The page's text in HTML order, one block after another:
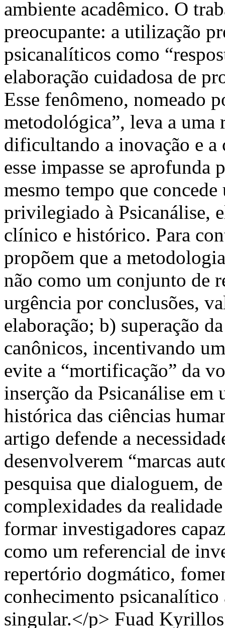
ambiente acadêmico. O
preocupante: a utilização
psicanalíticos como
elaboração cuidadosa de
Esse fenômeno, nomeado
metodológica”, leva a uma
dificultando a inovação e
esse impasse se
mesmo tempo que
privilegiado à Psicanálise,
clínico e histórico. Para
propõem que a
não como um conjunto de
urgência por conclusões,
elaboração; b) superação
canônicos, incentivando
evite a “mortificação” da
inserção da Psicanálise
histórica das ciências
artigo defende a
desenvolverem “marcas
pesquisa que dialoguem,
complexidades da
formar investigadores
como um referencial de
repertório dogmático,
conhecimento
singular.</p> Fuad